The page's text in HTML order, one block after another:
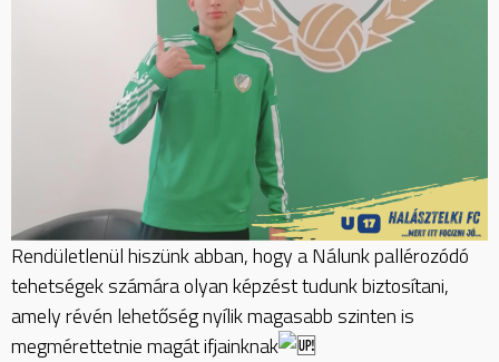
Rendületlenül hiszünk abban, hogy a Nálunk pallérozódó
tehetségek számára olyan képzést tudunk biztosítani,
amely révén lehetőség nyílik magasabb szinten is
megmérettetnie magát ifjainknak